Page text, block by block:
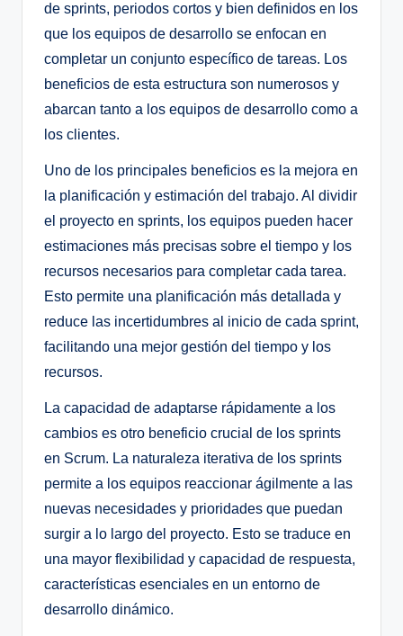
de sprints, periodos cortos y bien definidos en los
que los equipos de desarrollo se enfocan en
completar un conjunto específico de tareas. Los
beneficios de esta estructura son numerosos y
abarcan tanto a los equipos de desarrollo como a
los clientes.
Uno de los principales beneficios es la mejora en
la planificación y estimación del trabajo. Al dividir
el proyecto en sprints, los equipos pueden hacer
estimaciones más precisas sobre el tiempo y los
recursos necesarios para completar cada tarea.
Esto permite una planificación más detallada y
reduce las incertidumbres al inicio de cada sprint,
facilitando una mejor gestión del tiempo y los
recursos.
La capacidad de adaptarse rápidamente a los
cambios es otro beneficio crucial de los sprints
en Scrum. La naturaleza iterativa de los sprints
permite a los equipos reaccionar ágilmente a las
nuevas necesidades y prioridades que puedan
surgir a lo largo del proyecto. Esto se traduce en
una mayor flexibilidad y capacidad de respuesta,
características esenciales en un entorno de
desarrollo dinámico.